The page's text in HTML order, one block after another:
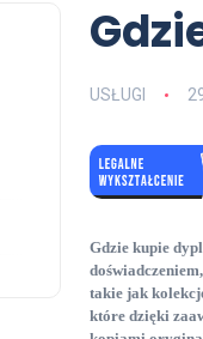
USŁUGI
Gdzie kupie
takie jak
które dzięki